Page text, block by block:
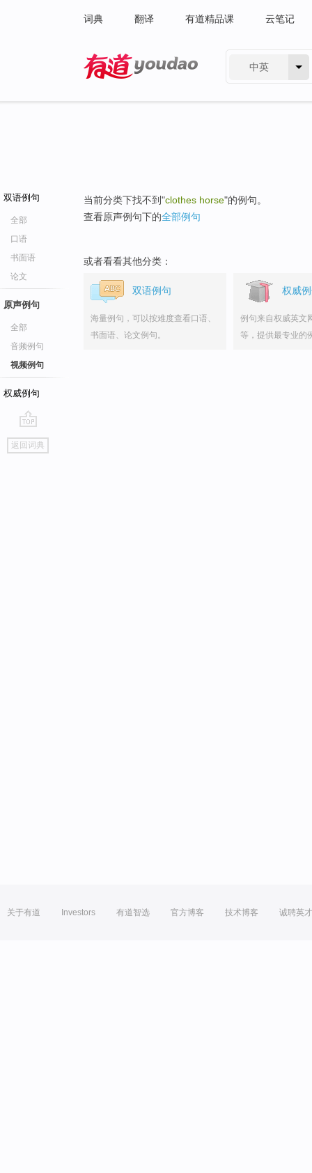
词典 翻译 有道精品课 云笔记
中英
双语例句
全部
口语
书面语
论文
原声例句
全部
音频例句
视频例句
权威例句
go
top
返回词典
当前分类下找不到"clothes horse"的例句。
查看原声例句下的全部例句
或者看看其他分类：
双语例句
海量例句，可以按难度查看口语、
书面语、论文例句。
权威
例句来自权威英文
等，提供最专业的
关于有道 Investors 有道智选 官方博客 技术博客 诚聘英才